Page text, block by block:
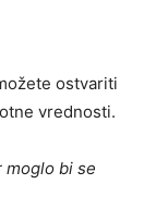
ostvariti
vrednosti.
moglo bi se